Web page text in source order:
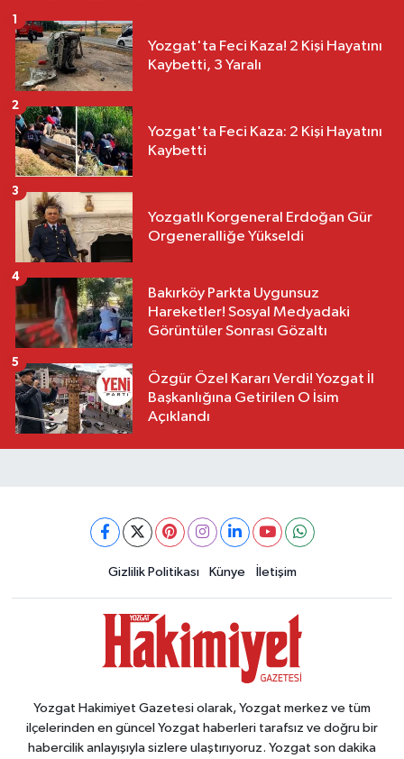
Yozgat'ta Feci Kaza! 2 Kişi Hayatını
Kaybetti, 3 Yaralı
1
Yozgat'ta Feci Kaza: 2 Kişi Hayatını
Kaybetti
2
Yozgatlı Korgeneral Erdoğan Gür
Orgeneralliğe Yükseldi
3
Bakırköy Parkta Uygunsuz
Hareketler! Sosyal Medyadaki
Görüntüler Sonrası Gözaltı
4
Özgür Özel Kararı Verdi! Yozgat İl
Başkanlığına Getirilen O İsim
Açıklandı
5
Gizlilik Politikası Künye İletişim
Yozgat Hakimiyet Gazetesi olarak, Yozgat merkez ve tüm
ilçelerinden en güncel Yozgat haberleri tarafsız ve doğru bir
habercilik anlayışıyla sizlere ulaştırıyoruz. Yozgat son dakika